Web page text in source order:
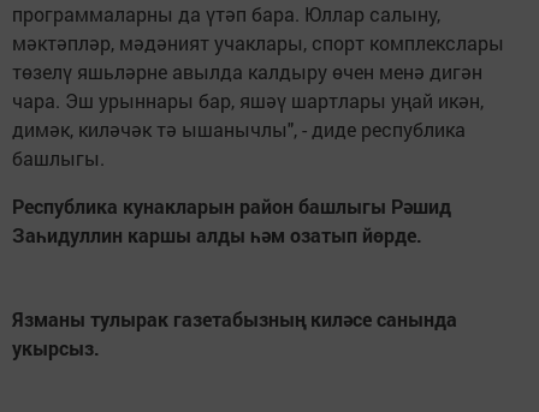
программаларны да үтәп бара. Юллар салыну,
мәктәпләр, мәдәният учаклары, спорт комплекслары
төзелү яшьләрне авылда калдыру өчен менә дигән
чара. Эш урыннары бар, яшәү шартлары уңай икән,
димәк, киләчәк тә ышанычлы", - диде республика
башлыгы.
Республика кунакларын район башлыгы Рәшид
Заһидуллин каршы алды һәм озатып йөрде.
Язманы тулырак газетабызның киләсе санында
укырсыз.